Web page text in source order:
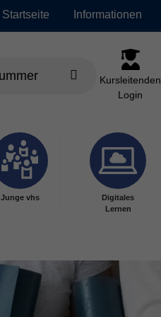
Startseite Informationen
Kursleitenden
Login
Junge vhs
Digitales
Lernen